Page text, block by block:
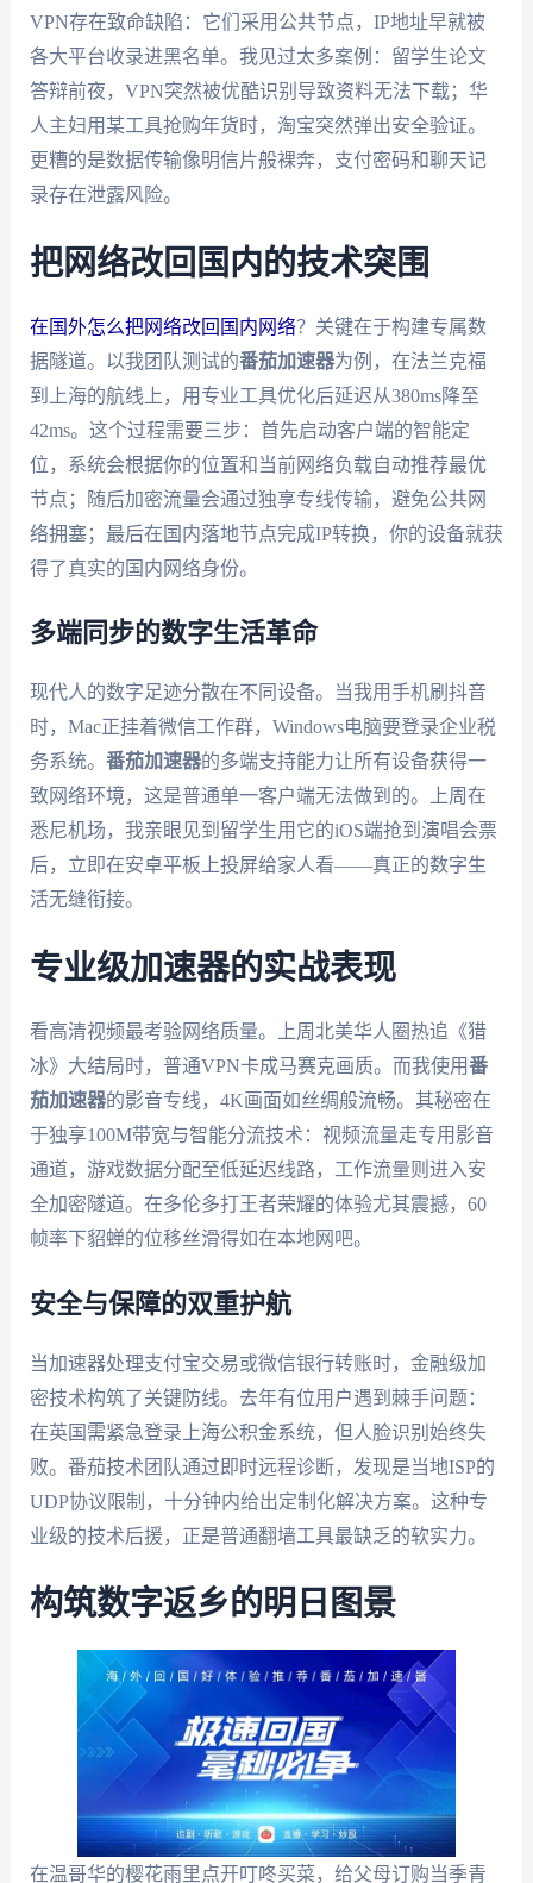
VPN存在致命缺陷：它们采用公共节点，IP地址早就被
各大平台收录进黑名单。我见过太多案例：留学生论文
答辩前夜，VPN突然被优酷识别导致资料无法下载；华
人主妇用某工具抢购年货时，淘宝突然弹出安全验证。
更糟的是数据传输像明信片般裸奔，支付密码和聊天记
录存在泄露风险。
把网络改回国内的技术突围
在国外怎么把网络改回国内网络？关键在于构建专属数
据隧道。以我团队测试的番茄加速器为例，在法兰克福
到上海的航线上，用专业工具优化后延迟从380ms降至
42ms。这个过程需要三步：首先启动客户端的智能定
位，系统会根据你的位置和当前网络负载自动推荐最优
节点；随后加密流量会通过独享专线传输，避免公共网
络拥塞；最后在国内落地节点完成IP转换，你的设备就获
得了真实的国内网络身份。
多端同步的数字生活革命
现代人的数字足迹分散在不同设备。当我用手机刷抖音
时，Mac正挂着微信工作群，Windows电脑要登录企业税
务系统。 番茄加速器的多端支持能力让所有设备获得一
致网络环境，这是普通单一客户端无法做到的。上周在
悉尼机场，我亲眼见到留学生用它的iOS端抢到演唱会票
后，立即在安卓平板上投屏给家人看——真正的数字生
活无缝衔接。
专业级加速器的实战表现
看高清视频最考验网络质量。上周北美华人圈热追《猎
冰》大结局时，普通VPN卡成马赛克画质。而我使用番
茄加速器的影音专线，4K画面如丝绸般流畅。其秘密在
于独享100M带宽与智能分流技术：视频流量走专用影音
通道，游戏数据分配至低延迟线路，工作流量则进入安
全加密隧道。在多伦多打王者荣耀的体验尤其震撼，60
帧率下貂蝉的位移丝滑得如在本地网吧。
安全与保障的双重护航
当加速器处理支付宝交易或微信银行转账时，金融级加
密技术构筑了关键防线。去年有位用户遇到棘手问题：
在英国需紧急登录上海公积金系统，但人脸识别始终失
败。番茄技术团队通过即时远程诊断，发现是当地ISP的
UDP协议限制，十分钟内给出定制化解决方案。这种专
业级的技术后援，正是普通翻墙工具最缺乏的软实力。
构筑数字返乡的明日图景
在温哥华的樱花雨里点开叮咚买菜，给父母订购当季青